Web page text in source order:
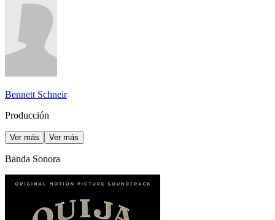
Bennett Schneir
Producción
Ver más Ver más
Banda Sonora